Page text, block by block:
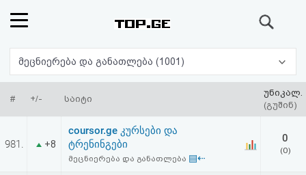
რეიტინგი
(მთავარი)
ფოსტა
მეცნიერება და განათლება (1001)
# +/- საიტი
უნიკალ.
(გუშინ)
981. +8
coursor.ge კურსები და
ტრენინგები
მეცნიერება და განათლება ▤⇠
0
(0)